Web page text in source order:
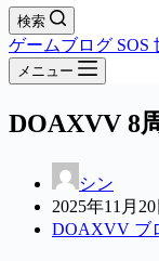
検索
ゲームブログ SOS
メニュー
DOAXVV 8
シン
2025年11月20
DOAXVV ブ